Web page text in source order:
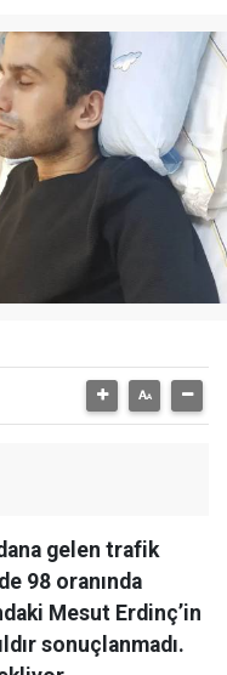
gelen trafik
98 oranında
Mesut Erdinç’in
sonuçlanmadı.